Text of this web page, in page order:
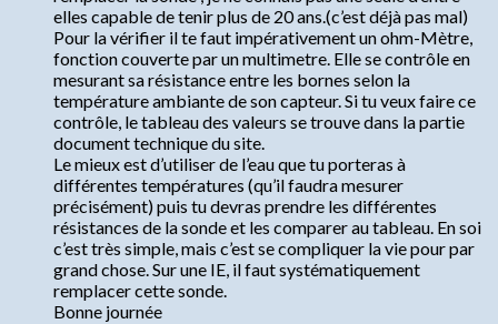
elles capable de tenir plus de 20 ans.(c’est déjà pas mal)
Pour la vérifier il te faut impérativement un ohm-Mètre,
fonction couverte par un multimetre. Elle se contrôle en
mesurant sa résistance entre les bornes selon la
température ambiante de son capteur. Si tu veux faire ce
contrôle, le tableau des valeurs se trouve dans la partie
document technique du site.
Le mieux est d’utiliser de l’eau que tu porteras à
différentes températures (qu’il faudra mesurer
précisément) puis tu devras prendre les différentes
résistances de la sonde et les comparer au tableau. En soi
c’est très simple, mais c’est se compliquer la vie pour par
grand chose. Sur une IE, il faut systématiquement
remplacer cette sonde.
Bonne journée